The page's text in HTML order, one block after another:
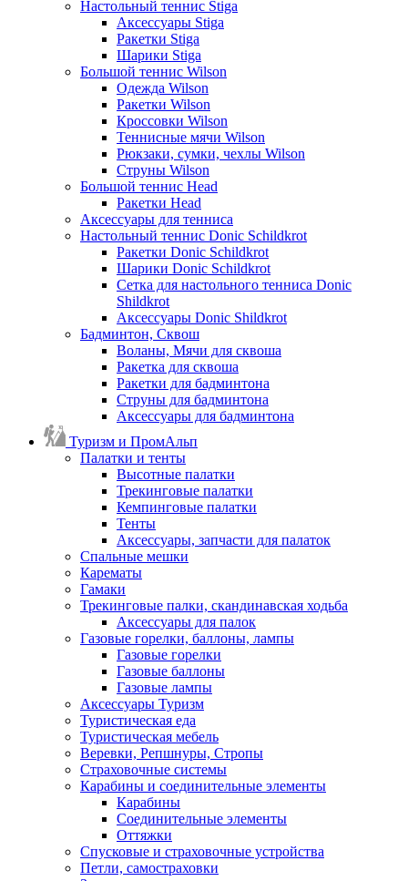
Настольный теннис Stiga
Аксессуары Stiga
Ракетки Stiga
Шарики Stiga
Большой теннис Wilson
Одежда Wilson
Ракетки Wilson
Кроссовки Wilson
Теннисные мячи Wilson
Рюкзаки, сумки, чехлы Wilson
Струны Wilson
Большой теннис Head
Ракетки Head
Аксессуары для тенниса
Настольный теннис Donic Schildkrot
Ракетки Donic Schildkrot
Шарики Donic Schildkrot
Сетка для настольного тенниса Donic
Shildkrot
Аксессуары Donic Shildkrot
Бадминтон, Сквош
Воланы, Мячи для сквоша
Ракетка для сквоша
Ракетки для бадминтона
Струны для бадминтона
Аксессуары для бадминтона
Туризм и ПромАльп
Палатки и тенты
Высотные палатки
Трекинговые палатки
Кемпинговые палатки
Тенты
Аксессуары, запчасти для палаток
Спальные мешки
Карематы
Гамаки
Трекинговые палки, скандинавская ходьба
Аксессуары для палок
Газовые горелки, баллоны, лампы
Газовые горелки
Газовые баллоны
Газовые лампы
Аксессуары Туризм
Туристическая еда
Туристическая мебель
Веревки, Репшнуры, Стропы
Страховочные системы
Карабины и соединительные элементы
Карабины
Соединительные элементы
Оттяжки
Спусковые и страховочные устройства
Петли, самостраховки